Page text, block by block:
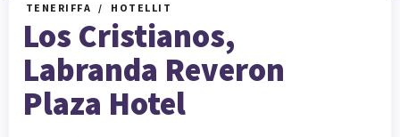
TENERIFFA HOTELLIT
Los Cristianos,
Labranda Reveron
Plaza Hotel